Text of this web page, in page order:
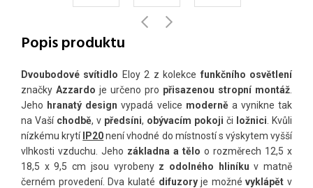
Popis produktu
Dvoubodové svítidlo Eloy 2 z kolekce funkčního osvětlení
značky Azzardo je určeno pro přisazenou stropní montáž
Jeho hranatý design vypadá velice moderně a vynikne tak
na Vaší chodbě, v předsíni, obývacím pokoji či ložnici . Kvůli
nízkému krytí IP20 není vhodné do místností s výskytem vyšší
vlhkosti vzduchu. Jeho základna a tělo o rozměrech 12,5 x
18,5 x 9,5 cm jsou vyrobeny z odolného hliníku v matně
černém provedení. Dva kulaté difuzoryje možnévyklápět v